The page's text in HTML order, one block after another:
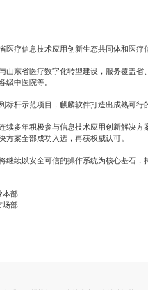
医疗信息技术应用创新生态共同体和医
山东省医疗数字化转型建设，服务覆盖
级中医院等。
标杆示范项目，麒麟软件打造出成熟可
续多年积极参与信息技术应用创新解决
方案全部成功入选，再获权威认可。
继续以安全可信的操作系统为核心基石
本部
场部